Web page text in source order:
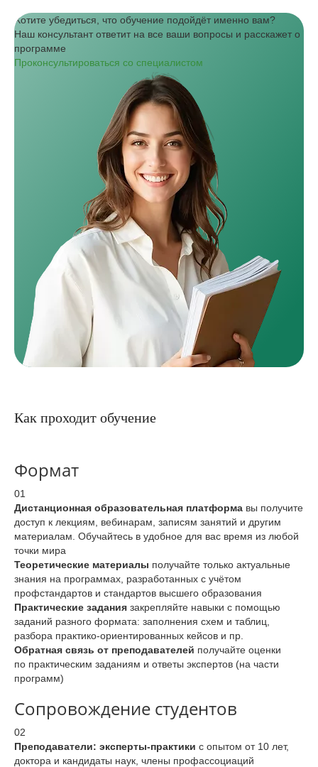
Хотите убедиться, что обучение подойдёт именно вам?
Наш консультант ответит на все ваши вопросы и расскажет о
программе
Проконсультироваться со специалистом
Как проходит обучение
Формат
01
Дистанционная образовательная платформа вы получите
доступ к лекциям, вебинарам, записям занятий и другим
материалам. Обучайтесь в удобное для вас время из любой
точки мира
Теоретические материалы получайте только актуальные
знания на программах, разработанных с учётом
профстандартов и стандартов высшего образования
Практические задания закрепляйте навыки с помощью
заданий разного формата: заполнения схем и таблиц,
разбора практико-ориентированных кейсов и пр.
Обратная связь от преподавателей получайте оценки
по практическим заданиям и ответы экспертов (на части
программ)
Сопровождение студентов
02
Преподаватели: эксперты-практики с опытом от 10 лет,
доктора и кандидаты наук, члены профассоциаций